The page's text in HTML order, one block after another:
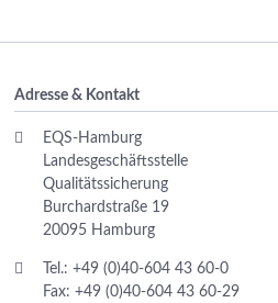
Adresse & Kontakt
EQS-Hamburg
Landesgeschäftsstelle
Qualitätssicherung
Burchardstraße 19
20095 Hamburg
Tel.: +49 (0)40-604 43 60-0
Fax: +49 (0)40-604 43 60-29